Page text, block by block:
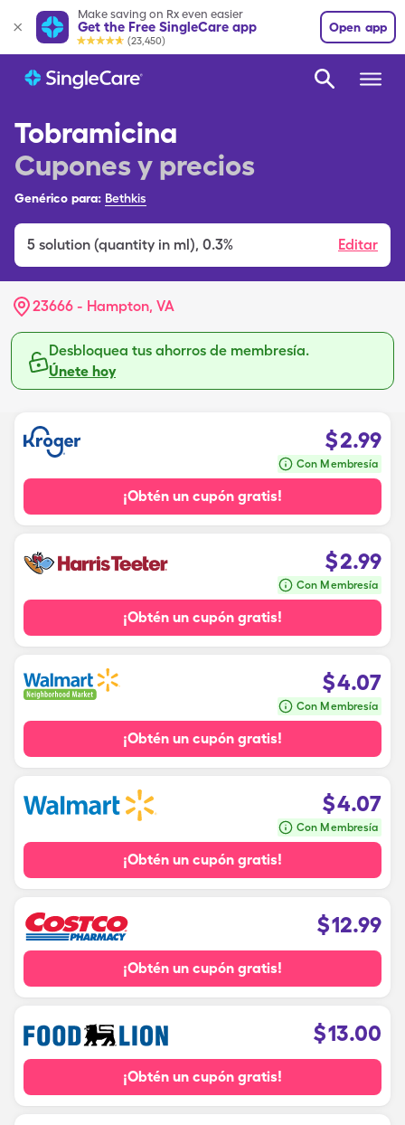
Make saving on Rx even easier
Get the Free SingleCare app
(23,450)
Open app
Tobramicina
Cupones y precios
Genérico para: Bethkis
5 solution (quantity in ml), 0.3% Editar
23666 - Hampton, VA
Desbloquea tus ahorros de membresía.
Únete hoy
$2.99
Con Membresía
¡Obtén un cupón gratis!
$2.99
Con Membresía
¡Obtén un cupón gratis!
$4.07
Con Membresía
¡Obtén un cupón gratis!
$4.07
Con Membresía
¡Obtén un cupón gratis!
$12.99
¡Obtén un cupón gratis!
$13.00
¡Obtén un cupón gratis!